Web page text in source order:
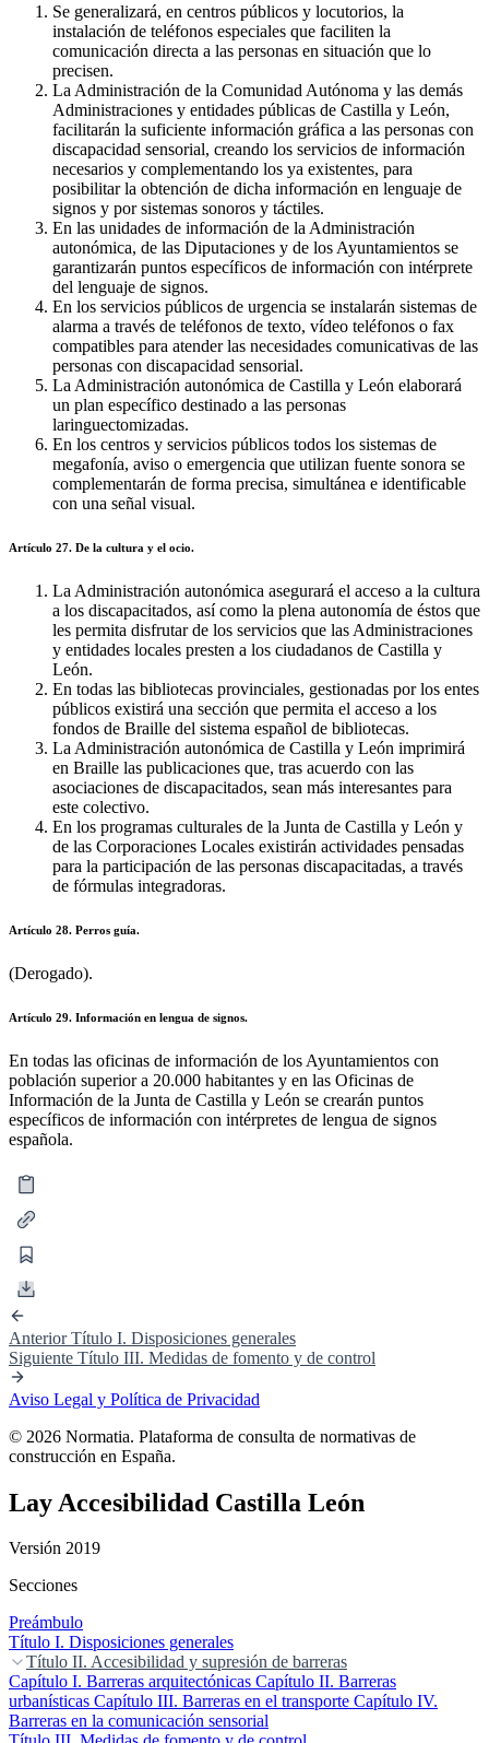
Se generalizará, en centros públicos y locutorios, la
instalación de teléfonos especiales que faciliten la
comunicación directa a las personas en situación que lo
precisen.
La Administración de la Comunidad Autónoma y las demás
Administraciones y entidades públicas de Castilla y León,
facilitarán la suficiente información gráfica a las personas con
discapacidad sensorial, creando los servicios de información
necesarios y complementando los ya existentes, para
posibilitar la obtención de dicha información en lenguaje de
signos y por sistemas sonoros y táctiles.
En las unidades de información de la Administración
autonómica, de las Diputaciones y de los Ayuntamientos se
garantizarán puntos específicos de información con intérprete
del lenguaje de signos.
En los servicios públicos de urgencia se instalarán sistemas de
alarma a través de teléfonos de texto, vídeo teléfonos o fax
compatibles para atender las necesidades comunicativas de las
personas con discapacidad sensorial.
La Administración autonómica de Castilla y León elaborará
un plan específico destinado a las personas
laringuectomizadas.
En los centros y servicios públicos todos los sistemas de
megafonía, aviso o emergencia que utilizan fuente sonora se
complementarán de forma precisa, simultánea e identificable
con una señal visual.
Artículo 27. De la cultura y el ocio.
La Administración autonómica asegurará el acceso a la cultura
a los discapacitados, así como la plena autonomía de éstos que
les permita disfrutar de los servicios que las Administraciones
y entidades locales presten a los ciudadanos de Castilla y
León.
En todas las bibliotecas provinciales, gestionadas por los entes
públicos existirá una sección que permita el acceso a los
fondos de Braille del sistema español de bibliotecas.
La Administración autonómica de Castilla y León imprimirá
en Braille las publicaciones que, tras acuerdo con las
asociaciones de discapacitados, sean más interesantes para
este colectivo.
En los programas culturales de la Junta de Castilla y León y
de las Corporaciones Locales existirán actividades pensadas
para la participación de las personas discapacitadas, a través
de fórmulas integradoras.
Artículo 28. Perros guía.
(Derogado).
Artículo 29. Información en lengua de signos.
En todas las oficinas de información de los Ayuntamientos con
población superior a 20.000 habitantes y en las Oficinas de
Información de la Junta de Castilla y León se crearán puntos
específicos de información con intérpretes de lengua de signos
española.
Anterior Título I. Disposiciones generales
Siguiente Título III. Medidas de fomento y de control
Aviso Legal y Política de Privacidad
© 2026 Normatia. Plataforma de consulta de normativas de
construcción en España.
Lay Accesibilidad Castilla León
Versión 2019
Secciones
Preámbulo
Título I. Disposiciones generales
Título II. Accesibilidad y supresión de barreras
Capítulo I. Barreras arquitectónicas Capítulo II. Barreras
urbanísticas Capítulo III. Barreras en el transporte Capítulo IV.
Barreras en la comunicación sensorial